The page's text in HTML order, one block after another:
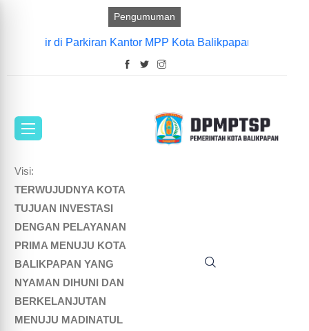
Pengumuman
Hadir di Parkiran Kantor MPP Kota Balikpapan |
Visi:
TERWUJUDNYA KOTA
TUJUAN INVESTASI
DENGAN PELAYANAN
PRIMA MENUJU KOTA
BALIKPAPAN YANG
NYAMAN DIHUNI DAN
BERKELANJUTAN
MENUJU MADINATUL